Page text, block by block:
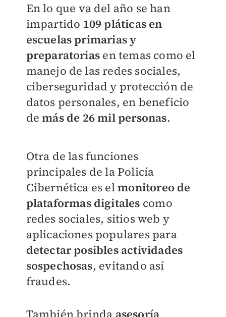
En lo que va del año se han
impartido 109 pláticas en
escuelas primarias y
preparatorias en temas como el
manejo de las redes sociales,
ciberseguridad y protección de
datos personales, en beneficio
demás de 26 mil personas.
Otra de las funciones
principales de la Policía
Cibernética es elmonitoreo de
plataformas digitales como
redes sociales, sitios web y
aplicaciones populares para
detectar posibles actividades
sospechosas, evitando así
fraudes.